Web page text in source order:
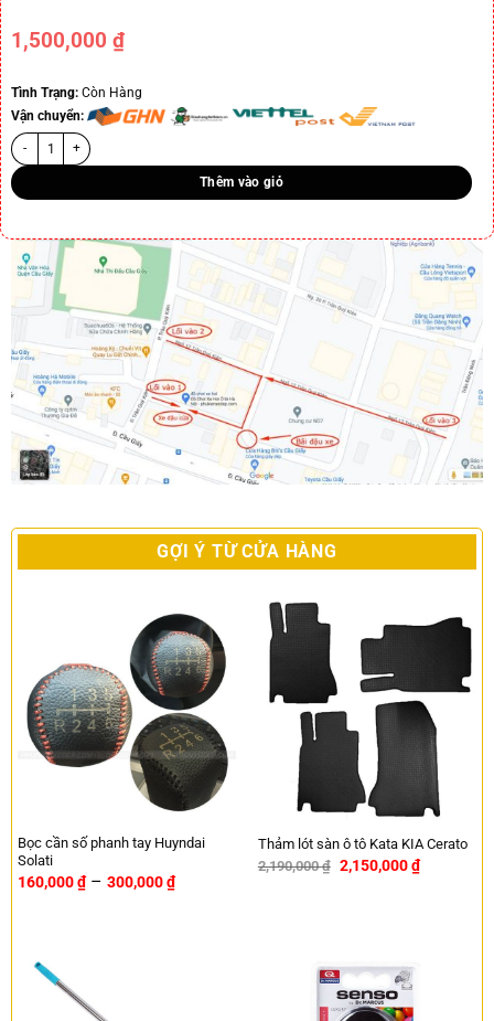
1,500,000₫
Tình Trạng:Còn Hàng
Vận chuyển:
Thêm vào giỏ
GỢI Ý TỪ CỬA HÀNG
Bọc cần số phanh tay Huyndai
Solati
160,000₫ – 300,000₫
Thảm lót sàn ô tô Kata KIA Cerato
2,190,000₫ 2,150,000₫